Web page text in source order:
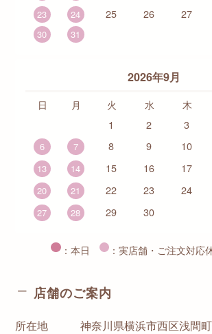
23 24 25 26 27
30 31
2026年9月
日 月 火 水 木
1
2 3
6 7 8 9 10
13 14 15 16 17
20 21 22 23 24
27 28 29 30
：本日 ：実店舗・ご注文対応
店舗のご案内
所在地
神奈川県横浜市西区浅間